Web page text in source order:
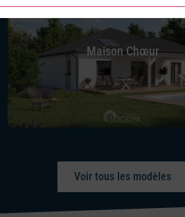
Maison Chœur
Voir tous les modèles